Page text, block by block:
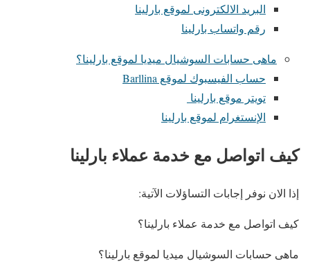
البريد الالكترونى لموقع بارلينا
رقم واتساب بارلينا
ماهى حسابات السوشيال ميديا لموقع بارلينا؟
حساب الفيسبوك لموقع Barllina
تويتر موقع بارلينا
الإنستغرام لموقع بارلينا
كيف اتواصل مع خدمة عملاء بارلينا
إذا الان نوفر إجابات التساؤلات الآتية:
كيف اتواصل مع خدمة عملاء بارلينا؟
ماهى حسابات السوشيال ميديا لموقع بارلينا؟